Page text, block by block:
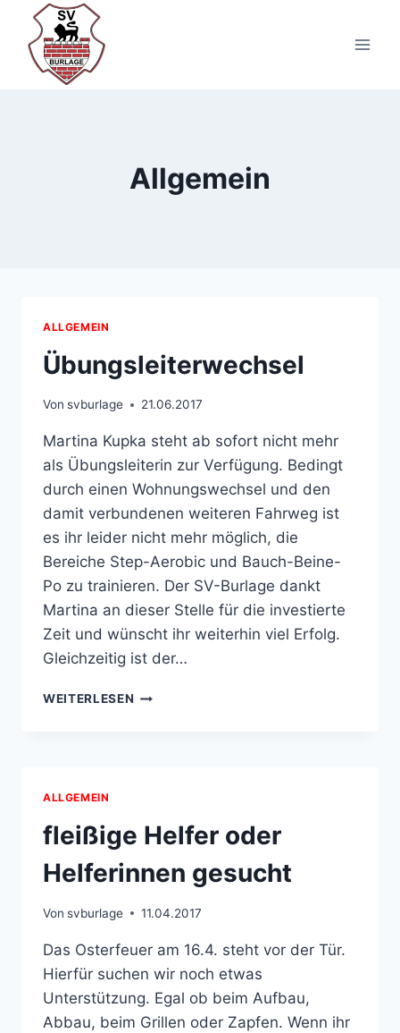
Inhalt
springen
Allgemein
ALLGEMEIN
Übungsleiterwechsel
Von svburlage 21.06.2017
Martina Kupka steht ab sofort nicht mehr
als Übungsleiterin zur Verfügung. Bedingt
durch einen Wohnungswechsel und den
damit verbundenen weiteren Fahrweg ist
es ihr leider nicht mehr möglich, die
Bereiche Step-Aerobic und Bauch-Beine-
Po zu trainieren. Der SV-Burlage dankt
Martina an dieser Stelle für die investierte
Zeit und wünscht ihr weiterhin viel Erfolg.
Gleichzeitig ist der…
WEITERLESEN ÜBUNGSLEITERWECHSEL
ALLGEMEIN
fleißige Helfer oder
Helferinnen gesucht
Von svburlage 11.04.2017
Das Osterfeuer am 16.4. steht vor der Tür.
Hierfür suchen wir noch etwas
Unterstützung. Egal ob beim Aufbau,
Abbau, beim Grillen oder Zapfen. Wenn ihr